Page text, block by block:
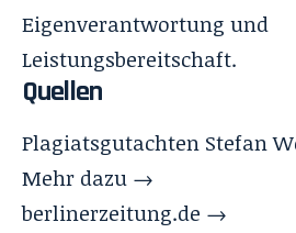
Eigenverantwortung und
Leistungsbereitschaft.
Quellen
Plagiatsgutachten Stefan
Mehr dazu →
berlinerzeitung.de →